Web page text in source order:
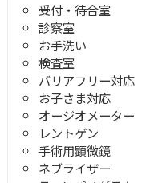
受付・待合室
診察室
お手洗い
検査室
バリアフリー対応
お子さま対応
オージオメーター
レントゲン
手術用顕微鏡
ネブライザー